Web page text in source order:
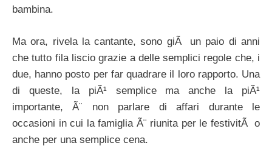
bambina.
Ma ora, rivela la cantante, sono giÃ un paio di anni
che tutto fila liscio grazie a delle semplici regole che, i
due, hanno posto per far quadrare il loro rapporto. Una
di queste, la piÃ¹ semplice ma anche la piÃ¹
importante, Ã¨ non parlare di affari durante le
occasioni in cui la famiglia Ã¨ riunita per le festivitÃ o
anche per una semplice cena.